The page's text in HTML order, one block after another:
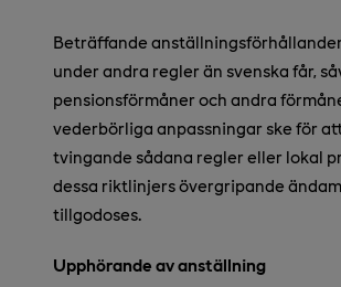
Beträffande
under andra regler än svenska får,
pensionsförmåner och andra
vederbörliga anpassningar ske för
tvingande sådana regler eller lokal
dessa riktlinjers övergripande
tillgodoses.
Upphörande av anställning